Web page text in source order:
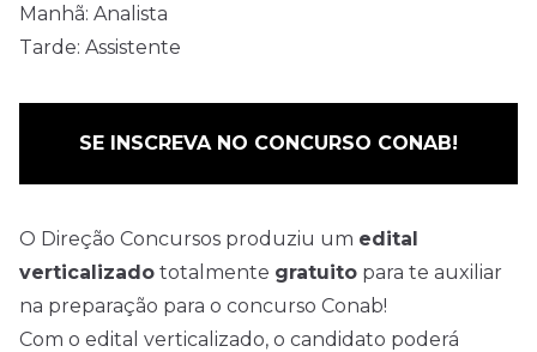
Manhã: Analista
Tarde: Assistente
SE INSCREVA NO CONCURSO CONAB!
O Direção Concursos produziu um edital
verticalizado totalmente gratuito para te auxiliar
na preparação para o concurso Conab!
Com o edital verticalizado, o candidato poderá